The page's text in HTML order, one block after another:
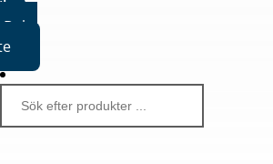
Boka